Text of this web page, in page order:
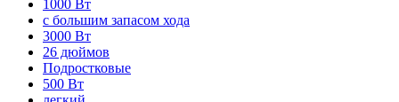
1000 Вт
с большим запасом хода
3000 Вт
26 дюймов
Подростковые
500 Вт